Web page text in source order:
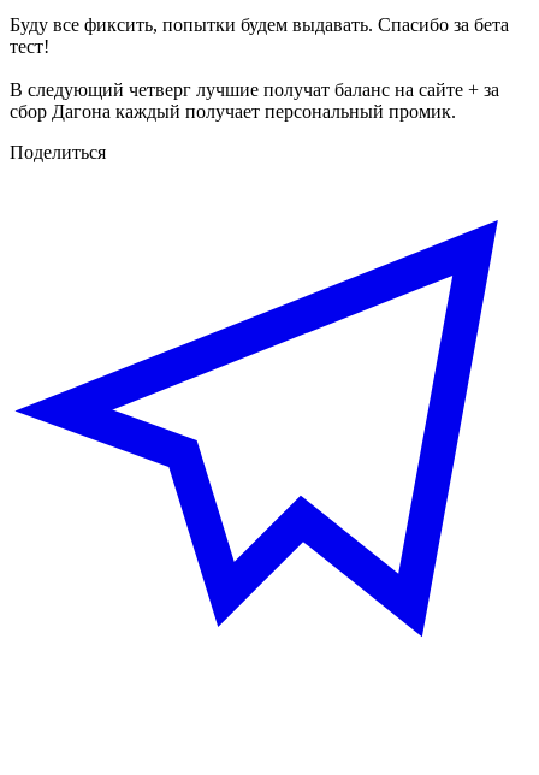
Буду все фиксить, попытки будем выдавать. Спасибо за бета
тест!
В следующий четверг лучшие получат баланс на сайте + за
сбор Дагона каждый получает персональный промик.
Поделиться